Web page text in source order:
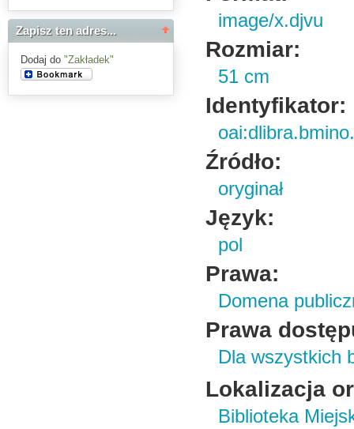
Zapisz ten adres...
Dodaj do "Zakładek"
image/x.djvu
Rozmiar:
51 cm
Identyfikator:
Źródło:
oryginał
Język:
pol
Prawa:
Domena
Prawa
Dla wszystkich
Lokalizacja
Biblioteka